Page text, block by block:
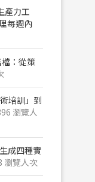
產力工
每週內
：從策
培訓」到
瀏覽人
成四種實
瀏覽人次